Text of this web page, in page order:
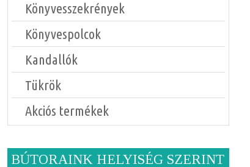
Könyvesszekrények
Könyvespolcok
Kandallók
Tükrök
Akciós termékek
BÚTORAINK HELYISÉG SZERINT